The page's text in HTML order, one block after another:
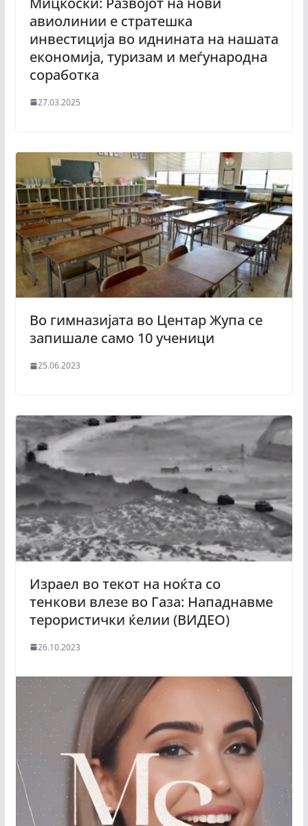
авиолинии е стратешка
инвестиција во иднината на нашата
економија, туризам и меѓународна
соработка
27.03.2025
Во гимназијата во Центар Жупа се
запишале само 10 ученици
25.06.2023
Израел во текот на ноќта со
тенкови влезе во Газа: Нападнавме
терористички ќелии (ВИДЕО)
26.10.2023